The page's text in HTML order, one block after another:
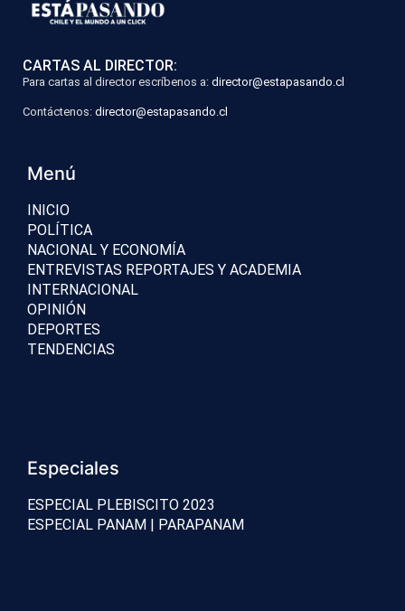
CARTAS AL DIRECTOR:
Para cartas al director escríbenos a: director@estapasando.cl
Contáctenos: director@estapasando.cl
Menú
INICIO
POLÍTICA
NACIONAL Y ECONOMÍA
ENTREVISTAS REPORTAJES Y ACADEMIA
INTERNACIONAL
OPINIÓN
DEPORTES
TENDENCIAS
Especiales
ESPECIAL PLEBISCITO 2023
ESPECIAL PANAM | PARAPANAM